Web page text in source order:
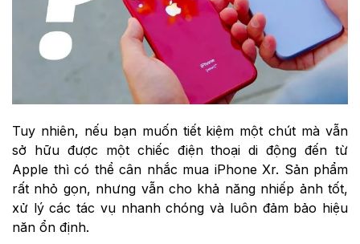
Tuy nhiên, nếu bạn muốn tiết kiệm một chút mà vẫn
sở hữu được một chiếc điện thoại di động đến từ
Apple thì có thể cân nhắc mua iPhone Xr. Sản phẩm
rất nhỏ gọn, nhưng vẫn cho khả năng nhiếp ảnh tốt,
xử lý các tác vụ nhanh chóng và luôn đảm bảo hiệu
năn ổn định.